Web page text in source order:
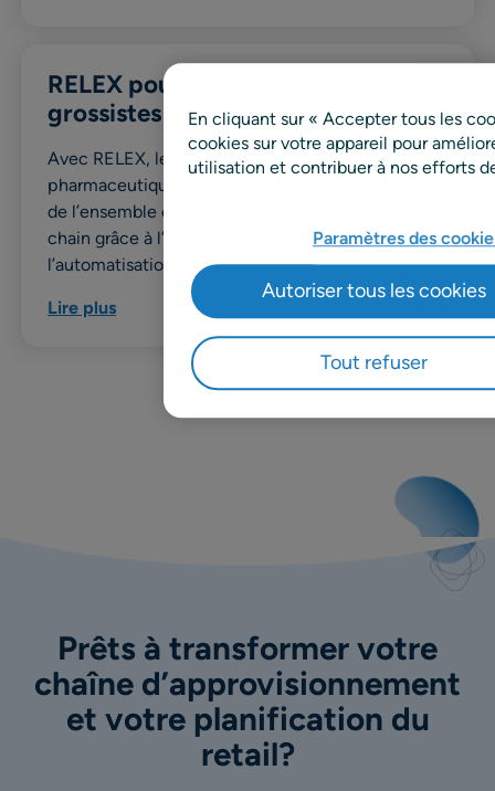
RELEX pour les distributeurs et
grossistes pharmaceutiques
Avec RELEX, les distributeurs et grossistes
pharmaceutiques peuvent unifier la planification
de l’ensemble de leurs processus de la Supply
chain grâce à l’optimisation des stocks et à
l’automatisation du réapprovisionnement
Lire plus
Prêts à transformer votre
chaîne d’approvisionnement
et votre planification du
retail?
En cliquant sur « Accepter tous les
cookies sur votre appareil pour
utilisation et contribuer à nos efforts
Paramètres des
Tout refuser
Autoriser tous les cookies